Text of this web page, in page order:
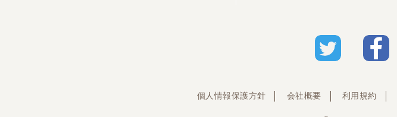
個人情報保護方針 会社概要 利用規約